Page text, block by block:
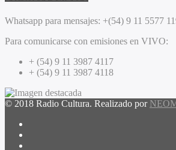
Whatsapp para mensajes: +(54) 9 11 5577
Para comunicarse con emisiones en VIVO:
+ (54) 9 11 3987 4117
+ (54) 9 11 3987 4118
© 2018 Radio Cultura. Realizado por